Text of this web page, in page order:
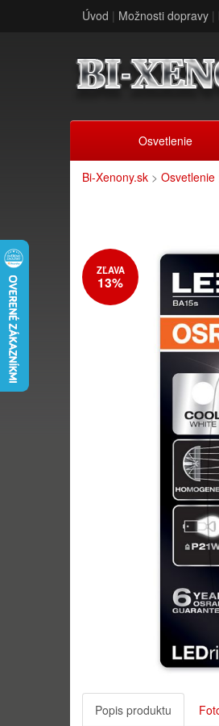
Úvod | Možnosti dopravy |
Osvetlenie
Bi-Xenony.sk > Osvetlenie
ZĽAVA
13%
Popis produktu